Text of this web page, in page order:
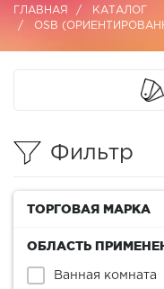
ГЛАВНАЯ
КАТАЛОГ
OSB
Фильтр
ТОРГОВАЯ МАРКА
ОБЛАСТЬ
Ванная комната